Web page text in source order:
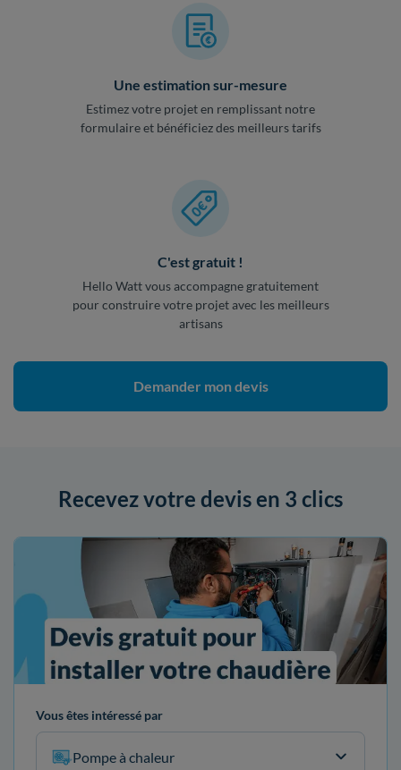
Une estimation sur-mesure
Estimez votre projet en remplissant notre
formulaire et bénéficiez des meilleurs tarifs
C'est gratuit !
Hello Watt vous accompagne gratuitement
pour construire votre projet avec les meilleurs
artisans
Demander mon devis
Recevez votre devis en 3 clics
Vous êtes intéressé par
Pompe à chaleur